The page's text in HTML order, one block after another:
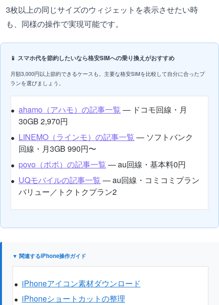
3枚以上の同じサイズのウィジェットを表示させたい時
も、同様の操作で実現可能です。
📱 スマホ代を節約したいなら格安SIMへの乗り換えがおすすめ
月額3,000円以上節約できるケースも。主要な格安SIMを比較して自分に合ったプ
ランを選びましょう。
ahamo（アハモ）の記事一覧 — ドコモ回線・月
30GB 2,970円
LINEMO（ラインモ）の記事一覧 — ソフトバンク
回線・月3GB 990円〜
povo（ポボ）の記事一覧 — au回線・基本料0円
UQモバイルの記事一覧 — au回線・コミコミプラン
バリュー／トクトクプラン2
▼ 関連するiPhone操作ガイド
iPhoneアイコン素材ダウンロード
iPhoneショートカットの整理